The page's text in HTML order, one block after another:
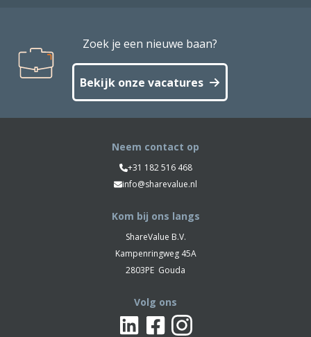
Zoek je een nieuwe baan?
Bekijk onze vacatures
Neem contact op
+31 182 516 468
info@sharevalue.nl
Kom bij ons langs
ShareValue B.V.
Kampenringweg 45A
2803PE Gouda
Volg ons